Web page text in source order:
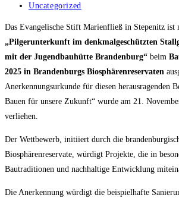
veröffentlicht:
Beitrags-
Uncategorized
Das Evangelische Stift Marienfließ in Stepenitz ist
„Pilgerunterkunft im denkmalgeschützten
mit der Jugendbauhütte Brandenburg“ beim
2025 in Brandenburgs Biosphärenreservaten
Anerkennungsurkunde für diesen herausragenden
Bauen für unsere Zukunft“ wurde am 21.
verliehen.
Der Wettbewerb, initiiert durch die
Biosphärenreservate, würdigt Projekte, die in
Bautraditionen und nachhaltige Entwicklung
Die Anerkennung würdigt die beispielhafte